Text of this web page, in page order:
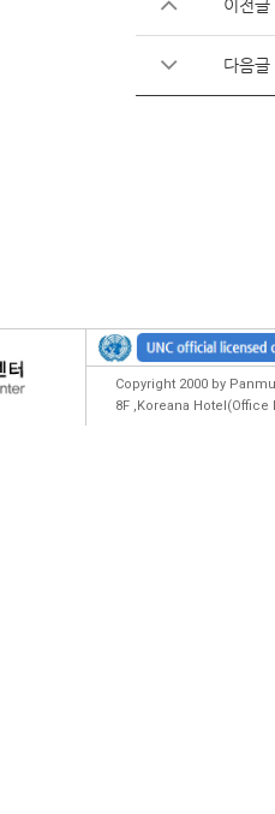
이전글
다음글
Copyright 2000 by
8F ,Koreana